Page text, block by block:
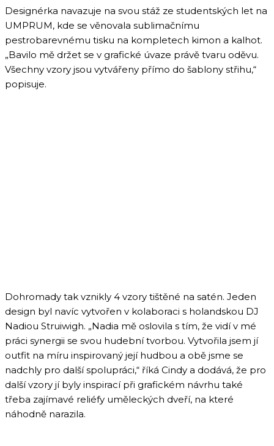
Designérka navazuje na svou stáž ze studentských let na
UMPRUM, kde se věnovala sublimačnímu
pestrobarevnému tisku na kompletech kimon a kalhot.
„Bavilo mě držet se v grafické úvaze právě tvaru oděvu.
Všechny vzory jsou vytvářeny přímo do šablony střihu,“
popisuje.
Dohromady tak vznikly 4 vzory tištěné na satén. Jeden
design byl navíc vytvořen v kolaboraci s holandskou DJ
Nadiou Struiwigh. „Nadia mě oslovila s tím, že vidí v mé
práci synergii se svou hudební tvorbou. Vytvořila jsem jí
outfit na míru inspirovaný její hudbou a obě jsme se
nadchly pro další spolupráci,“ říká Cindy a dodává, že pro
další vzory jí byly inspirací při grafickém návrhu také
třeba zajímavé reliéfy uměleckých dveří, na které
náhodně narazila.